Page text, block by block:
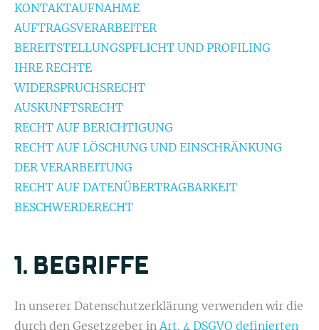
KONTAKTAUFNAHME
AUFTRAGSVERARBEITER
BEREITSTELLUNGSPFLICHT UND PROFILING
IHRE RECHTE
WIDERSPRUCHSRECHT
AUSKUNFTSRECHT
RECHT AUF BERICHTIGUNG
RECHT AUF LÖSCHUNG UND EINSCHRÄNKUNG
DER VER­ARBEITUNG
RECHT AUF DATENÜBER­TRAGBARKEIT
BESCHWERDERECHT
1. BEGRIFFE
In unserer Datenschutzerklärung verwenden wir die
durch den Gesetzgeber in Art. 4 DSGVO definierten